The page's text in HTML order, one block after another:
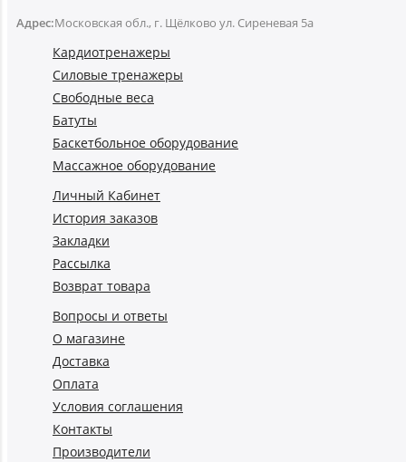
Адрес:Московская обл., г. Щёлково ул. Сиреневая 5а
Кардиотренажеры
Силовые тренажеры
Свободные веса
Батуты
Баскетбольное оборудование
Массажное оборудование
Личный Кабинет
История заказов
Закладки
Рассылка
Возврат товара
Вопросы и ответы
О магазине
Доставка
Оплата
Условия соглашения
Контакты
Производители